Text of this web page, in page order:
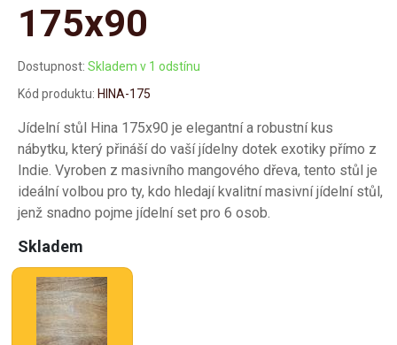
175x90
Dostupnost: Skladem v 1 odstínu
Kód produktu: HINA-175
Jídelní stůl Hina 175x90 je elegantní a robustní kus
nábytku, který přináší do vaší jídelny dotek exotiky přímo z
Indie. Vyroben z masivního mangového dřeva, tento stůl je
ideální volbou pro ty, kdo hledají kvalitní masivní jídelní stůl,
jenž snadno pojme jídelní set pro 6 osob.
Skladem